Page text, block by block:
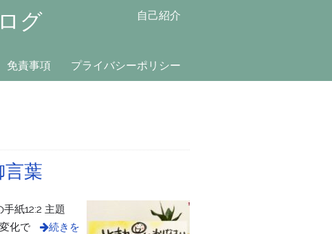
グ 自己紹介
免責事項 プライバシーポリシー
葉
紙12:2 主題
化で
続きを